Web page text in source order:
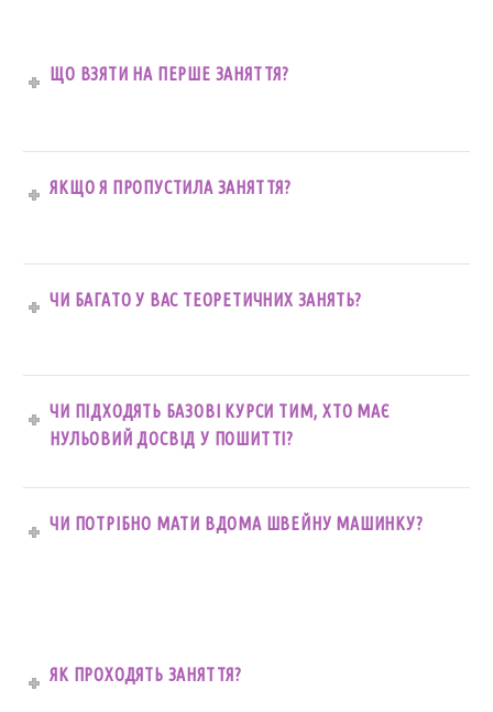
ЩО ВЗЯТИ НА ПЕРШЕ ЗАНЯТТЯ?
ЯКЩО Я ПРОПУСТИЛА ЗАНЯТТЯ?
ЧИ БАГАТО У ВАС ТЕОРЕТИЧНИХ ЗАНЯТЬ?
ЧИ ПІДХОДЯТЬ БАЗОВІ КУРСИ ТИМ, ХТО МАЄ
НУЛЬОВИЙ ДОСВІД У ПОШИТТІ?
ЧИ ПОТРІБНО МАТИ ВДОМА ШВЕЙНУ МАШИНКУ?
ЯК ПРОХОДЯТЬ ЗАНЯТТЯ?